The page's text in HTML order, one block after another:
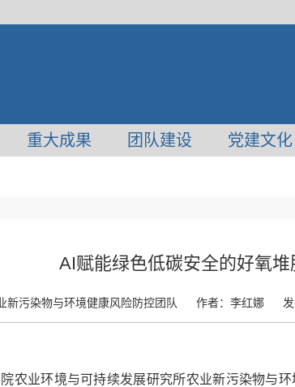
重大成果 团队建设 党建文化
AI赋能绿色低碳安全的好氧堆
新污染物与环境健康风险防控团队 作者：李红娜
农业环境与可持续发展研究所农业新污染物与